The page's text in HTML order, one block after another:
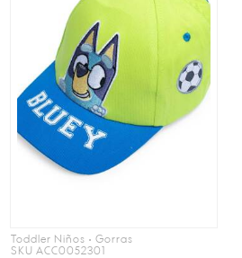
Toddler Niños • Gorras
SKU ACC0052301